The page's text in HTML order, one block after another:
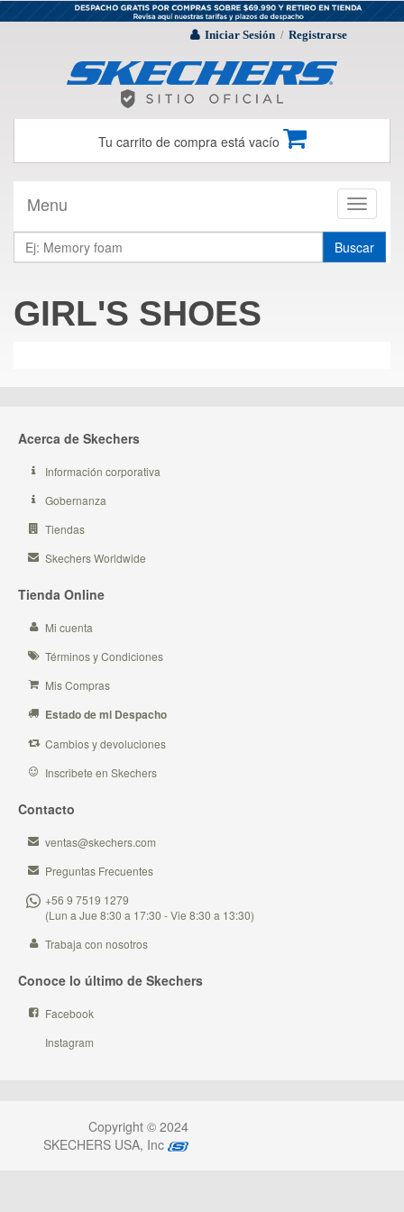
Iniciar Sesión / Registrarse
Tu carrito de compra está vacío
Toggle
Menu
Buscar
GIRL'S SHOES
Acerca de Skechers
Información corporativa
Gobernanza
Tiendas
Skechers Worldwide
Tienda Online
Mi cuenta
Términos y Condiciones
Mis Compras
Estado de mi Despacho
Cambios y devoluciones
Inscribete en Skechers
Contacto
ventas@skechers.com
Preguntas Frecuentes
+56 9 7519 1279
(Lun a Jue 8:30 a 17:30 - Vie 8:30 a 13:30)
Trabaja con nosotros
Conoce lo último de Skechers
Facebook
Instagram
Copyright © 2024
SKECHERS USA, Inc